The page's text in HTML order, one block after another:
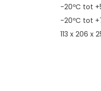
-20ºC tot
-20ºC tot
113 x 206 x